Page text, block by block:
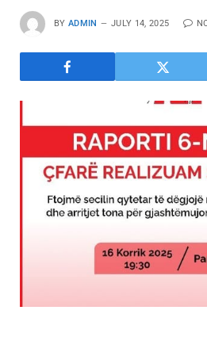
BY ADMIN JULY 14, 2025